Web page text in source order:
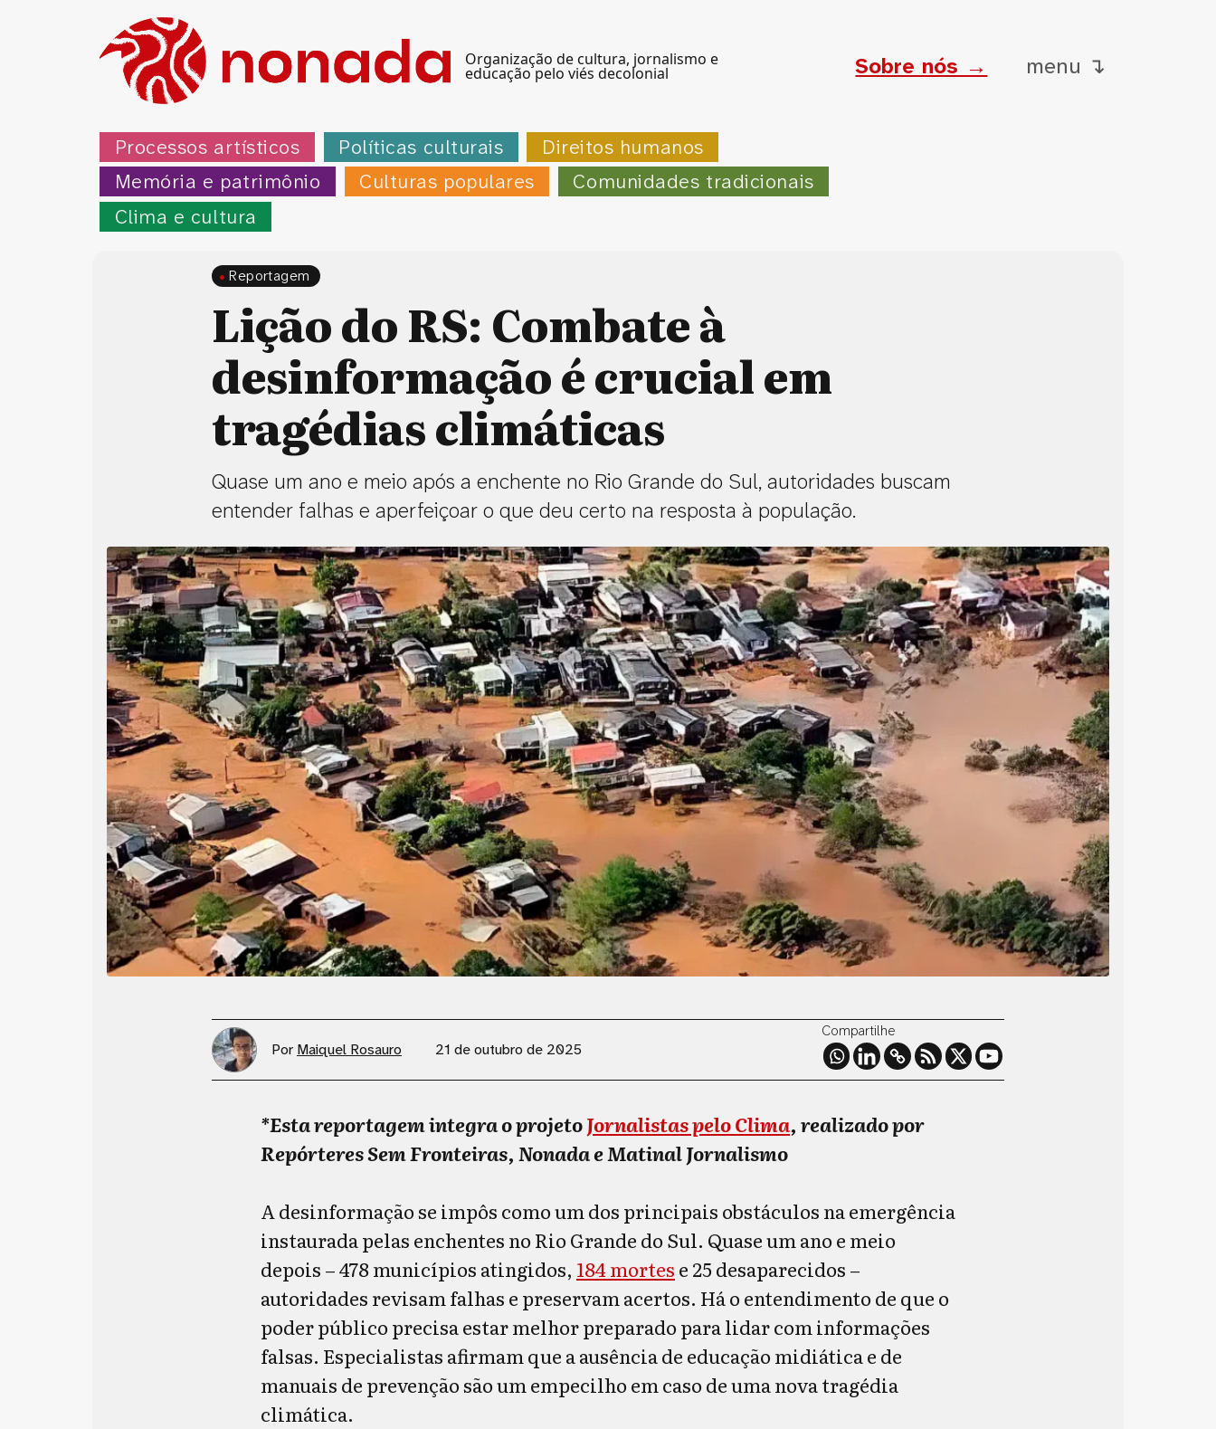
Organização de cultura, jornalismo e
educação pelo viés decolonial Sobre nós → menu ↴
Processos artísticos Políticas culturais
Direitos humanos
Memória e patrimônio
Culturas populares
Comunidades tradicionais
Clima e cultura
Reportagem
Lição do RS: Combate à
desinformação é crucial em
tragédias climáticas
Quase um ano e meio após a enchente no Rio Grande do Sul, autoridades buscam
entender falhas e aperfeiçoar o que deu certo na resposta à população.
Por Maiquel Rosauro 21 de outubro de 2025
Compartilhe
*Esta reportagem integra o projetoJornalistas pelo Clima, realizado por
Repórteres Sem Fronteiras, Nonada e Matinal Jornalismo
A desinformação se impôs como um dos principais obstáculos na emergência
instaurada pelas enchentes no Rio Grande do Sul. Quase um ano e meio
depois – 478 municípios atingidos, 184 mortese 25 desaparecidos –
autoridades revisam falhas e preservam acertos. Há o entendimento de que o
poder público precisa estar melhor preparado para lidar com informações
falsas. Especialistas afirmam que a ausência de educação midiática e de
manuais de prevenção são um empecilho em caso de uma nova tragédia
climática.